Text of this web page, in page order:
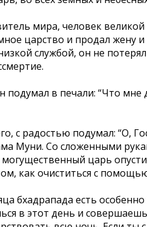
мира, человек
царство и продал жену
службой, он не
в печали: “Что мне
с радостью подумал: “О,
Муни. Со сложенными
царь
как очиститься с
бхадрапада есть
в этот день и